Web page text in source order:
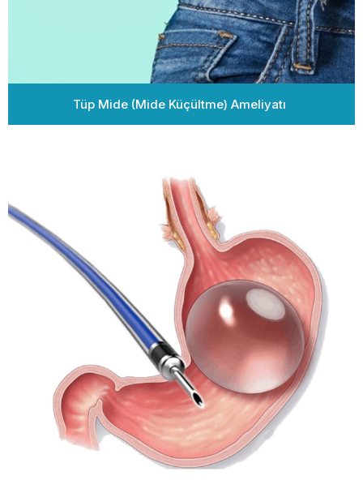
Tüp Mide (Mide Küçültme) Ameliyatı